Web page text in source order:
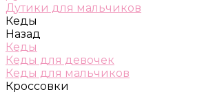
Дутики для мальчиков
Кеды
Назад
Кеды
Кеды для девочек
Кеды для мальчиков
Кроссовки